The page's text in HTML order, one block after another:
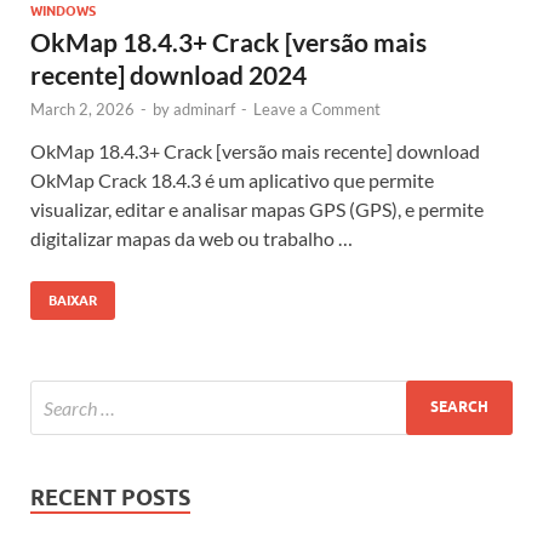
WINDOWS
OkMap 18.4.3+ Crack [versão mais
recente] download 2024
March 2, 2026 - byadminarf - Leave a Comment
OkMap 18.4.3+ Crack [versão mais recente] download
OkMap Crack 18.4.3 é um aplicativo que permite
visualizar, editar e analisar mapas GPS (GPS), e permite
digitalizar mapas da web ou trabalho …
BAIXAR
RECENT POSTS